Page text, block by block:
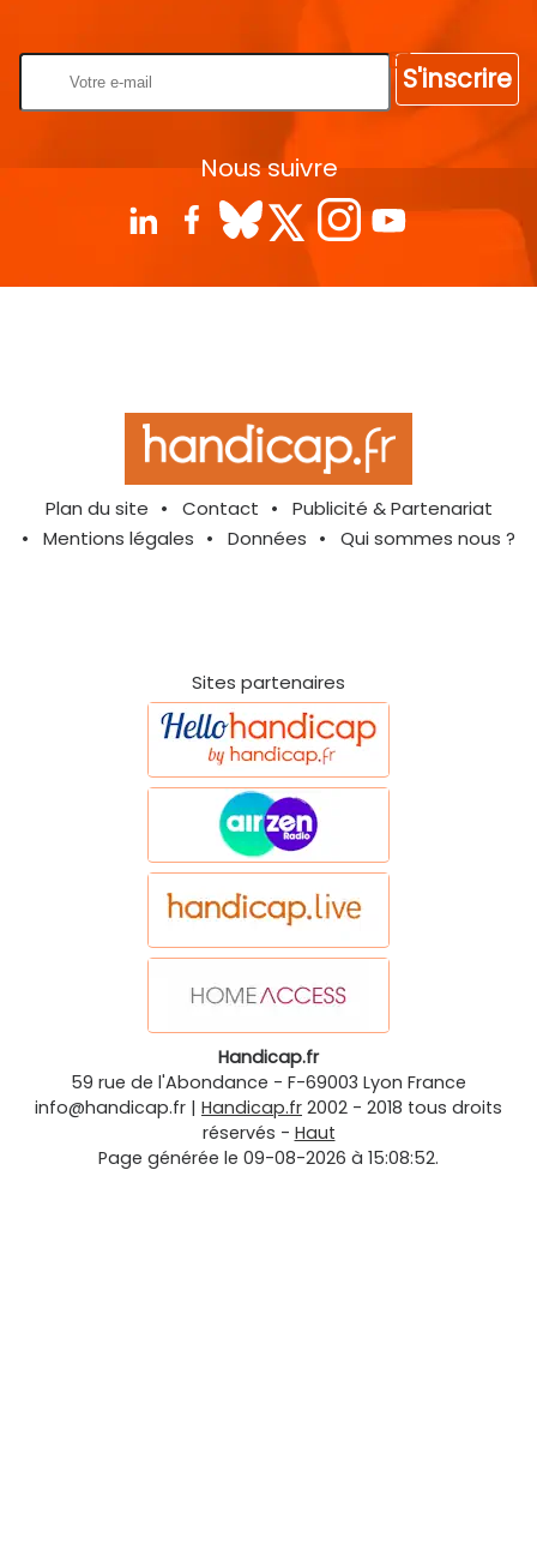
S'inscrire
Nous suivre
Plan du site Contact
Publicité & Partenariat
Mentions légales
Données Qui sommes nous ?
Sites partenaires
Handicap.fr
59 rue de l'Abondance - F-69003 Lyon France
info@handicap.fr | Handicap.fr 2002 - 2018 tous droits
réservés - Haut
Page générée le 09-08-2026 à 15:08:52.